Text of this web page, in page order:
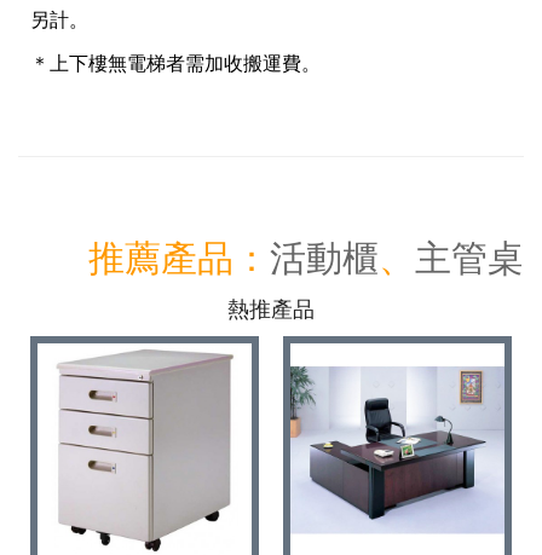
另計。
＊上下樓無電梯者需加收搬運費。
推薦產品： 活動櫃、 主管桌
熱推產品